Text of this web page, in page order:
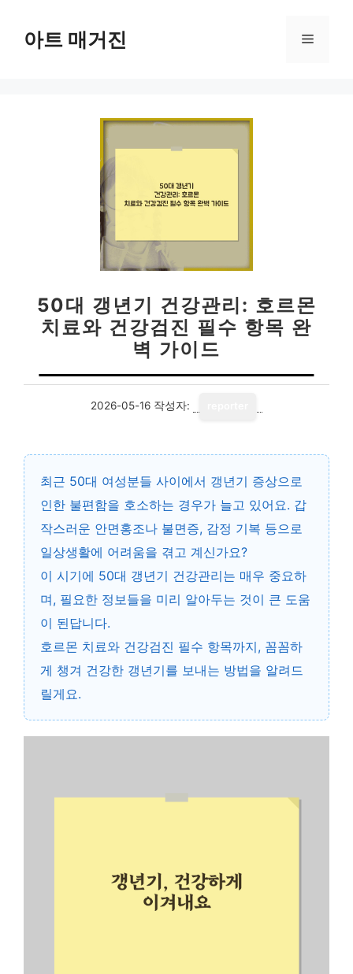
아트 매거진 메
50대 갱년기 건강관리: 호르몬
치료와 건강검진 필수 항목 완
벽 가이드
2026-05-16 작성자:
최근 50대 여성분들 사이에서 갱년기 증상으로
인한 불편함을 호소하는 경우가 늘고 있어요. 갑
작스러운 안면홍조나 불면증, 감정 기복 등으로
일상생활에 어려움을 겪고 계신가요?
이 시기에 50대 갱년기 건강관리는 매우 중요하
며, 필요한 정보들을 미리 알아두는 것이 큰 도움
이 된답니다.
호르몬 치료와 건강검진 필수 항목까지, 꼼꼼하
게 챙겨 건강한 갱년기를 보내는 방법을 알려드
릴게요.